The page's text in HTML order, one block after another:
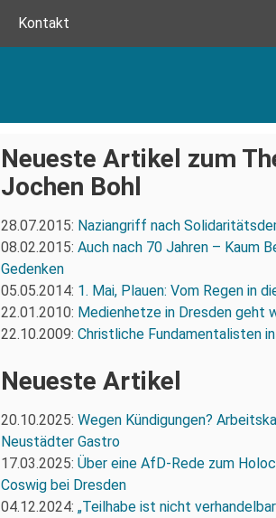
Kontakt
Neueste Artikel zum
Jochen Bohl
28.07.2015: Naziangriff nach
08.02.2015: Auch nach 70 Jahren – Kaum
Gedenken
05.05.2014: 1. Mai, Plauen: Vom Regen in
22.01.2010: Medienhetze in Dresden geht
22.10.2009: Christliche Fundamentalisten
Neueste Artikel
20.10.2025: Wegen Kündigungen?
Neustädter Gastro
17.03.2025: Über eine AfD-Rede zum
Coswig bei Dresden
04.12.2024: „Teilhabe ist nicht